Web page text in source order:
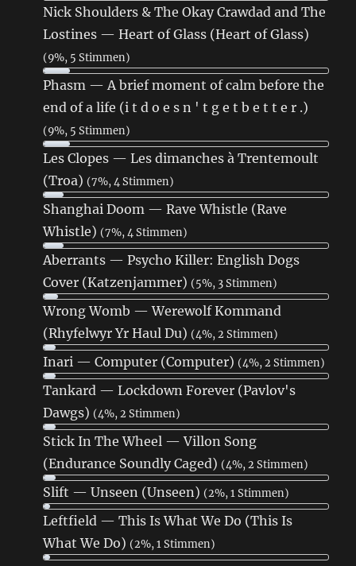
Nick Shoulders & The Okay Crawdad and The
Lostines — Heart of Glass (Heart of Glass)
(9%, 5 Stimmen)
Phasm — A brief moment of calm before the
end of a life (i t d o e s n ' t g e t b e t t e r .)
(9%, 5 Stimmen)
Les Clopes — Les dimanches à Trentemoult
(Troa) (7%, 4 Stimmen)
Shanghai Doom — Rave Whistle (Rave
Whistle) (7%, 4 Stimmen)
Aberrants — Psycho Killer: English Dogs
Cover (Katzenjammer) (5%, 3 Stimmen)
Wrong Womb — Werewolf Kommand
(Rhyfelwyr Yr Haul Du) (4%, 2 Stimmen)
Inari — Computer (Computer) (4%, 2 Stimmen)
Tankard — Lockdown Forever (Pavlov's
Dawgs) (4%, 2 Stimmen)
Stick In The Wheel — Villon Song
(Endurance Soundly Caged) (4%, 2 Stimmen)
Slift — Unseen (Unseen) (2%, 1 Stimmen)
Leftfield — This Is What We Do (This Is
What We Do) (2%, 1 Stimmen)